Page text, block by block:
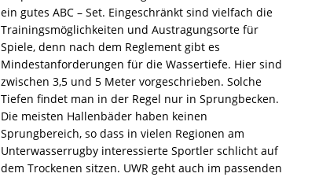
ein gutes ABC – Set. Eingeschränkt sind vielfach die
Trainingsmöglichkeiten und Austragungsorte für
Spiele, denn nach dem Reglement gibt es
Mindestanforderungen für die Wassertiefe. Hier sind
zwischen 3,5 und 5 Meter vorgeschrieben. Solche
Tiefen findet man in der Regel nur in Sprungbecken.
Die meisten Hallenbäder haben keinen
Sprungbereich, so dass in vielen Regionen am
Unterwasserrugby interessierte Sportler schlicht auf
dem Trockenen sitzen. UWR geht auch im passenden